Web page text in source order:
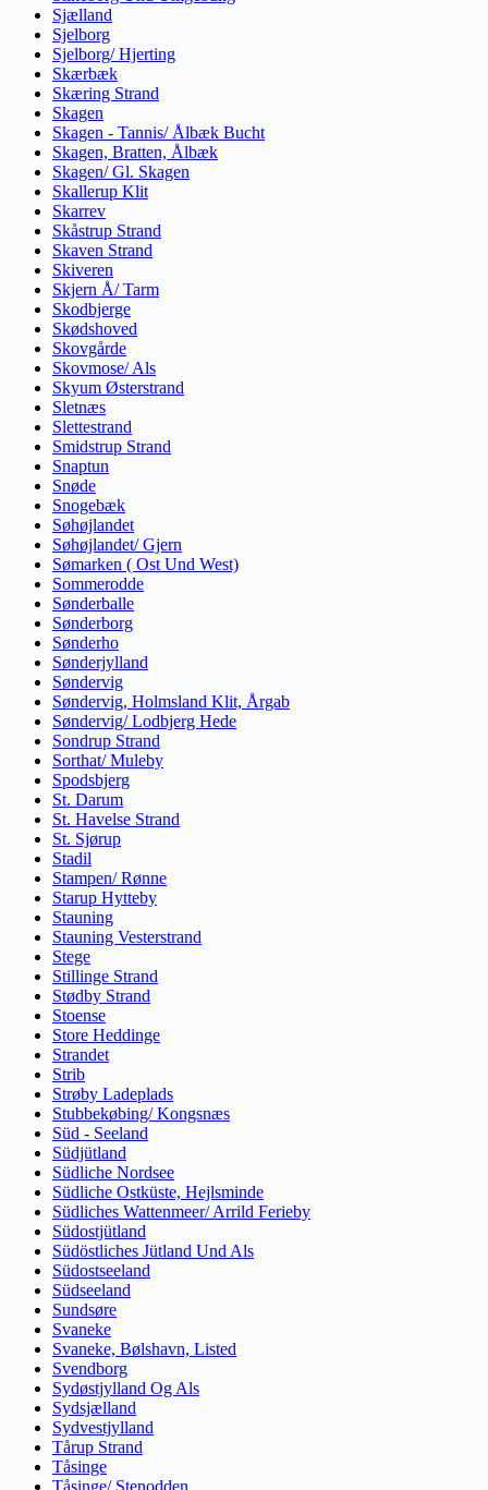
Sjælland
Sjelborg
Sjelborg/ Hjerting
Skærbæk
Skæring Strand
Skagen
Skagen - Tannis/ Ålbæk Bucht
Skagen, Bratten, Ålbæk
Skagen/ Gl. Skagen
Skallerup Klit
Skarrev
Skåstrup Strand
Skaven Strand
Skiveren
Skjern Å/ Tarm
Skodbjerge
Skødshoved
Skovgårde
Skovmose/ Als
Skyum Østerstrand
Sletnæs
Slettestrand
Smidstrup Strand
Snaptun
Snøde
Snogebæk
Søhøjlandet
Søhøjlandet/ Gjern
Sømarken ( Ost Und West)
Sommerodde
Sønderballe
Sønderborg
Sønderho
Sønderjylland
Søndervig
Søndervig, Holmsland Klit, Årgab
Søndervig/ Lodbjerg Hede
Sondrup Strand
Sorthat/ Muleby
Spodsbjerg
St. Darum
St. Havelse Strand
St. Sjørup
Stadil
Stampen/ Rønne
Starup Hytteby
Stauning
Stauning Vesterstrand
Stege
Stillinge Strand
Stødby Strand
Stoense
Store Heddinge
Strandet
Strib
Strøby Ladeplads
Stubbekøbing/ Kongsnæs
Süd - Seeland
Südjütland
Südliche Nordsee
Südliche Ostküste, Hejlsminde
Südliches Wattenmeer/ Arrild Ferieby
Südostjütland
Südöstliches Jütland Und Als
Südostseeland
Südseeland
Sundsøre
Svaneke
Svaneke, Bølshavn, Listed
Svendborg
Sydøstjylland Og Als
Sydsjælland
Sydvestjylland
Tårup Strand
Tåsinge